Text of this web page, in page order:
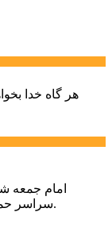
هر گاه خدا
امام جمعه
سراسر حماسه خونخواهی و مرگ بر آمریکا و اسرائیل بود.